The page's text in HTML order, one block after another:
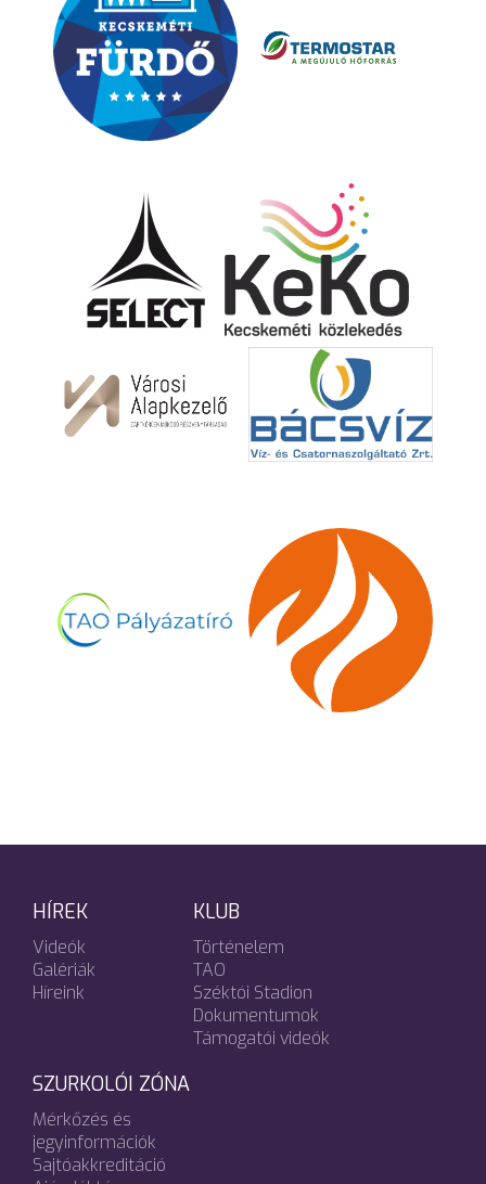
HÍREK
Videók
Galériák
Híreink
KLUB
Történelem
TAO
Széktói Stadion
Dokumentumok
Támogatói videók
SZURKOLÓI ZÓNA
Mérkőzés és
jegyinformációk
Sajtóakkreditáció